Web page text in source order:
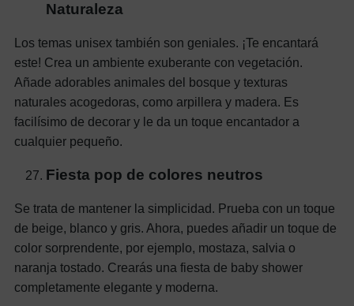
Naturaleza
Los temas unisex también son geniales. ¡Te encantará
este! Crea un ambiente exuberante con vegetación.
Añade adorables animales del bosque y texturas
naturales acogedoras, como arpillera y madera. Es
facilísimo de decorar y le da un toque encantador a
cualquier pequeño.
Fiesta pop de colores neutros
Se trata de mantener la simplicidad. Prueba con un toque
de beige, blanco y gris. Ahora, puedes añadir un toque de
color sorprendente, por ejemplo, mostaza, salvia o
naranja tostado. Crearás una fiesta de baby shower
completamente elegante y moderna.